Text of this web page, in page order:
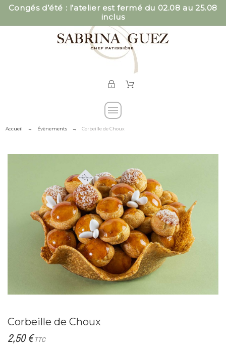
Congés d’été : l’atelier est fermé du 02.08 au 25.08
inclus
Accueil Évènements Corbeille de Choux
Corbeille de Choux
2,50 € TTC